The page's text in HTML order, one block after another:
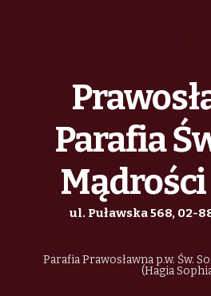
Parafia
ul. Puławska 568, 02-
Parafia Prawosławna p.w. Św.
(Hagia